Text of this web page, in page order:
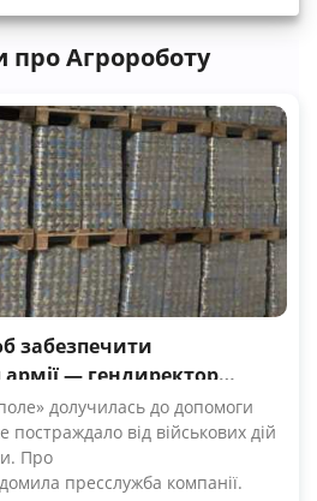
про Агророботу
забезпечити
поледолучилась до допомоги
від військових дій
Про
пресслужба компанії.